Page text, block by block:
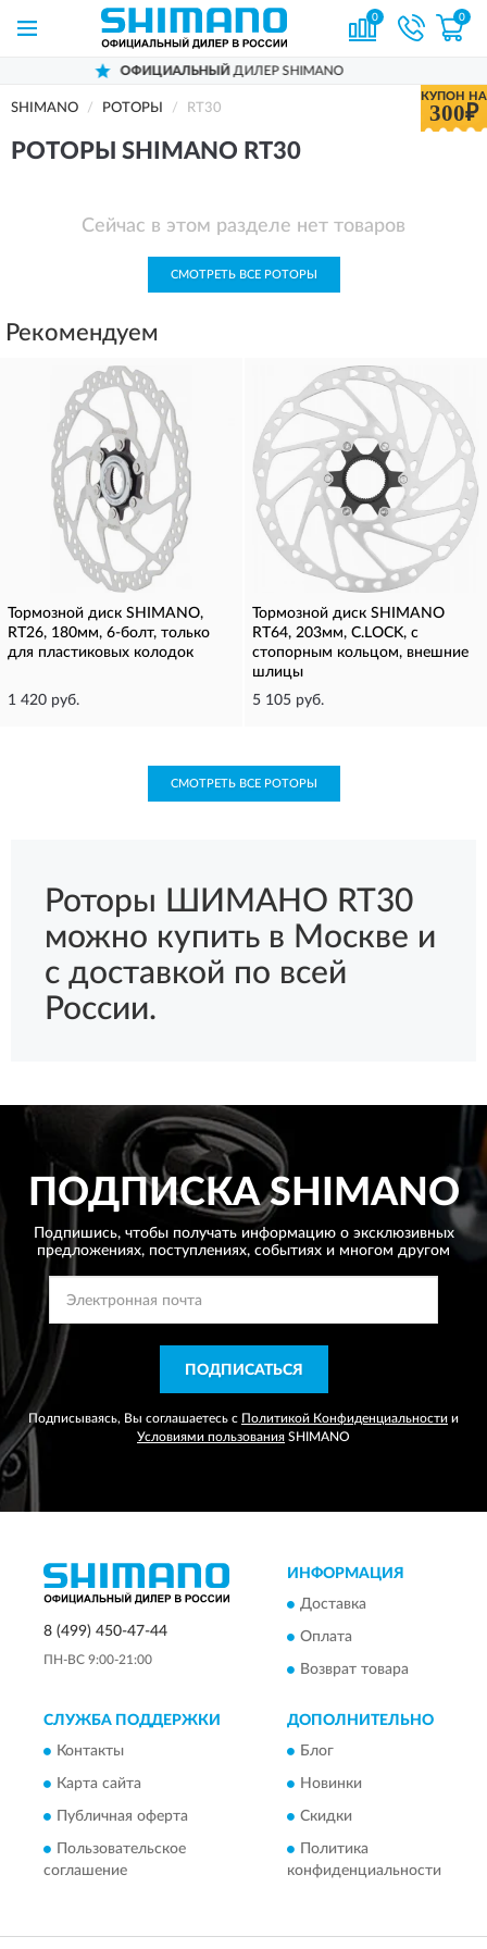
0 0
ОФИЦИАЛЬНЫЙДИЛЕР SHIMANO
КУПОН НА
300₽
SHIMANO РОТОРЫ RT30
РОТОРЫ SHIMANO RT30
Сейчас в этом разделе нет товаров
СМОТРЕТЬ ВСЕ РОТОРЫ
Рекомендуем
Тормозной диск SHIMANO,
RT26, 180мм, 6-болт, только
для пластиковых колодок
1 420 руб.
Тормозной диск SHIMANO
RT64, 203мм, C.LOCK, с
стопорным кольцом, внешние
шлицы
5 105 руб.
СМОТРЕТЬ ВСЕ РОТОРЫ
Роторы ШИМАНО RT30
можно купить в Москве и
с доставкой по всей
России.
ПОДПИСКАSHIMANO
Подпишись, чтобы получать информацию о эксклюзивных
предложениях, поступлениях, событиях и многом другом
ПОДПИСАТЬСЯ
Подписываясь, Вы соглашаетесь с Политикой Конфиденциальности и
Условиями пользования SHIMANO
8 (499) 450-47-44
ПН-ВС 9:00-21:00
ИНФОРМАЦИЯ
Доставка
Оплата
Возврат товара
СЛУЖБА ПОДДЕРЖКИ
Контакты
Карта сайта
Публичная оферта
Пользовательское
соглашение
ДОПОЛНИТЕЛЬНО
Блог
Новинки
Скидки
Политика
конфиденциальности